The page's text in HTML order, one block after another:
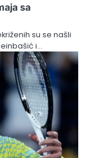
sa
su se našli
i…